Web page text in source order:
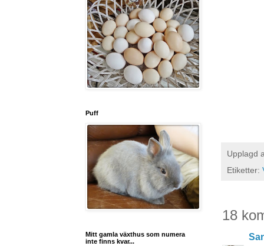
Upplagd
Etiketter:
18
Puff
Mitt gamla växthus som numera
inte finns kvar...